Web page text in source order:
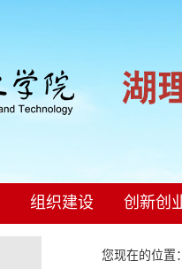
组织建设 创新创
您现在的位置